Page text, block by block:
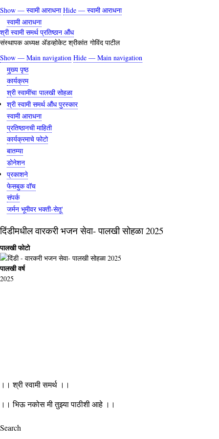
Skip
main
content
स्वामी
आराधना
Show — स्वामी आराधना Hide — स्वामी आराधना
स्वामी आराधना
श्री स्वामी समर्थ प्रतिष्ठान औंध
संस्थापक अध्यक्ष ॲडव्होकेट श्रीकांत गोविंद पाटील
Main
navigation
Show — Main navigation Hide — Main navigation
मुख्य पृष्ठ
कार्यक्रम
श्री स्वामींचा पालखी सोहळा
श्री स्वामी समर्थ औंध पुरस्कार
स्वामी आराधना
प्रतिष्ठानची माहिती
कार्यक्रमाचे फोटो
बातम्या
डोनेशन
प्रकाशने
फेसबुक वॉच
संपर्क
जर्मन भूमीवर भक्ती-सेतू'
दिंडीमधील वारकरी भजन सेवा- पालखी सोहळा 2025
पालखी फोटो
पालखी वर्ष
2025
।। श्री स्वामी समर्थ ।।
।। भिऊ नकोस मी तुझ्या पाठीशी आहे ।।
Search